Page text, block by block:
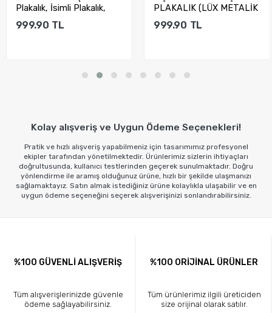
Plakalık, İsimli Plakalık,
Kişiye Özel...
999.90 TL
PLAKALIK (LÜX METALİK
GRİ ZEMİN)...
999.90 TL
Kolay alışveriş ve Uygun Ödeme Seçenekleri!
Pratik ve hızlı alışveriş yapabilmeniz için tasarımımız profesyonel
ekipler tarafından yönetilmektedir. Ürünlerimiz sizlerin ihtiyaçları
doğrultusunda, kullanıcı testlerinden geçerek sunulmaktadır. Doğru
yönlendirme ile aramış olduğunuz ürüne, hızlı bir şekilde ulaşmanızı
sağlamaktayız. Satın almak istediğiniz ürüne kolaylıkla ulaşabilir ve en
uygun ödeme seçeneğini seçerek alışverişinizi sonlandırabilirsiniz.
%100 GÜVENLİ ALIŞVERİŞ
Tüm alışverişlerinizde güvenle
ödeme sağlayabilirsiniz.
%100 ORİJİNAL ÜRÜNLER
Tüm ürünlerimiz ilgili üreticiden
size orijinal olarak satılır.